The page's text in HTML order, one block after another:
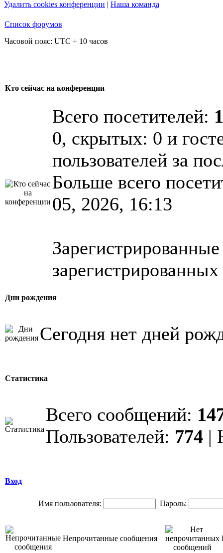
Удалить cookies конференции | Наша команда
Список форумов
Часовой пояс: UTC + 10 часов
Кто сейчас на конференции
Всего посетителей:
0, скрытых: 0 и
пользователей за
Больше всего
05, 2026, 16:13
зарегистрированных
Дни рождения
Сегодня нет дней
Статистика
Всего сообщений:
Пользователей: 774 |
Вход
Имя пользователя: Пароль:
Непрочитанные сообщения